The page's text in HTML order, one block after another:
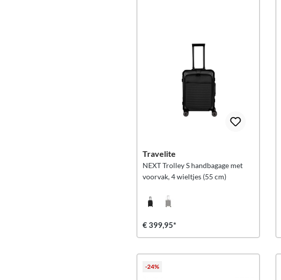
Travelite
NEXT Trolley S handbagage met
voorvak, 4 wieltjes (55 cm)
€ 399,95*
-24%